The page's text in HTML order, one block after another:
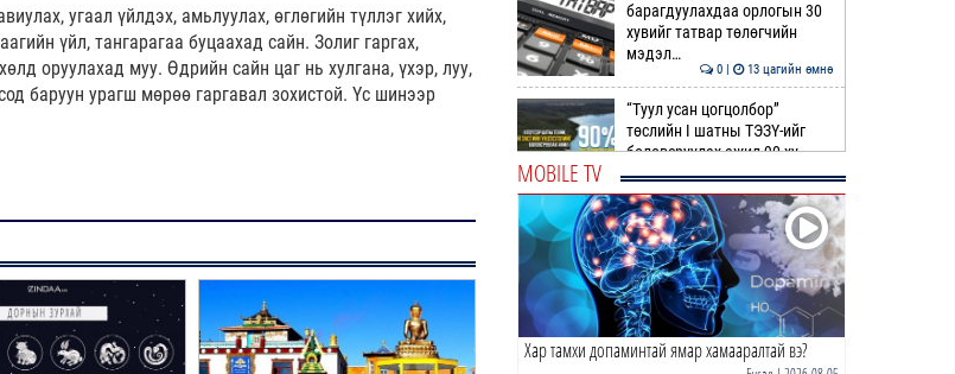
угаал үйлдэх, амьлуулах, өглөгийн түллэг хийх,
үйл, тангарагаа буцаахад сайн. Золиг гаргах,
оруулахад муу. Өдрийн сайн цаг нь хулгана, үхэр, луу,
баруун урагш мөрөө гаргавал зохистой. Үс шинээр
барагдуулахдаа орлогын 30
хувийг татвар төлөгчийн
мэдэл…
0 | 13 цагийн өмнө
“Туул усан цогцолбор”
төслийн I шатны ТЭЗҮ-ийг
боловсруулах ажил 90 ху…
Нийслэлийн иргэдийн
Төлөөлөгчдийн Хурлын
Ээлжит VIII хуралдаан
эхэллээ
0 | 14 цагийн өмнө
ТОО | Гадаад валютын нөөц
MOBILE TV
Хар тамхи допаминтай ямар хамааралтай вэ?